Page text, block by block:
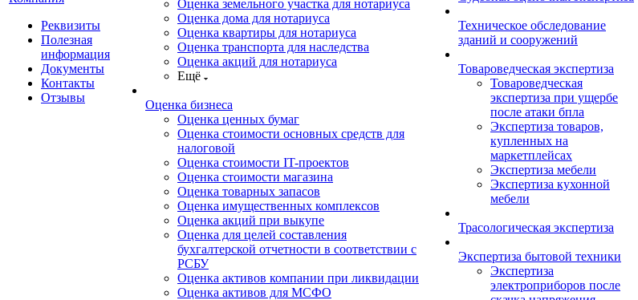
Реквизиты
Полезная
информация
Документы
Контакты
Отзывы
Оценка земельного участка для нотариуса
Оценка дома для нотариуса
Оценка квартиры для нотариуса
Оценка транспорта для наследства
Оценка акций для нотариуса
Ещё
Оценка бизнеса
Оценка ценных бумаг
Оценка стоимости основных средств для
налоговой
Оценка стоимости IT-проектов
Оценка стоимости магазина
Оценка товарных запасов
Оценка имущественных комплексов
Оценка акций при выкупе
Оценка для целей составления
бухгалтерской отчетности в соответствии с
РСБУ
Оценка активов компании при ликвидации
Оценка активов для МСФО
Техническое обследование
зданий и сооружений
Товароведческая экспертиза
Товароведческая
экспертиза при ущербе
после атаки бпла
Экспертиза товаров,
купленных на
маркетплейсах
Экспертиза мебели
Экспертиза кухонной
мебели
Трасологическая экспертиза
Экспертиза бытовой техники
Экспертиза
электроприборов после